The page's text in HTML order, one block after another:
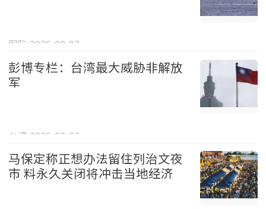
国际 2026-08-07
彭博专栏：台湾最大威胁非解放
军
台湾 2026-08-07
马保定称正想办法留住列治文夜
市 料永久关闭将冲击当地经济